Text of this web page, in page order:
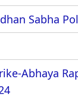
Sabha
Abhaya